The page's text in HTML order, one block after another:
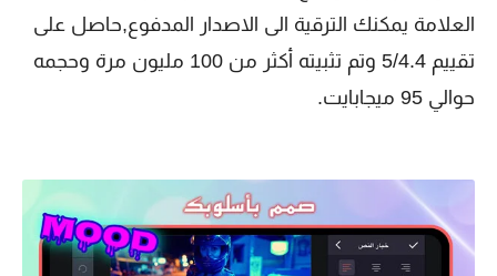
العلامة يمكنك الترقية الى الاصدار المدفوع,حاصل على
تقييم 5/4.4 وتم تثبيته أكثر من 100 مليون مرة وحجمه
حوالي 95 ميجابايت.